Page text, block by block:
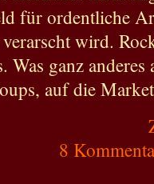
für ordentliche
wird.
Was ganz
auf die
8